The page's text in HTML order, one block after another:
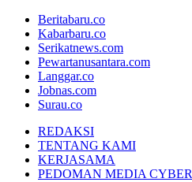
Beritabaru.co
Kabarbaru.co
Serikatnews.com
Pewartanusantara.com
Langgar.co
Jobnas.com
Surau.co
REDAKSI
TENTANG KAMI
KERJASAMA
PEDOMAN MEDIA CYBER